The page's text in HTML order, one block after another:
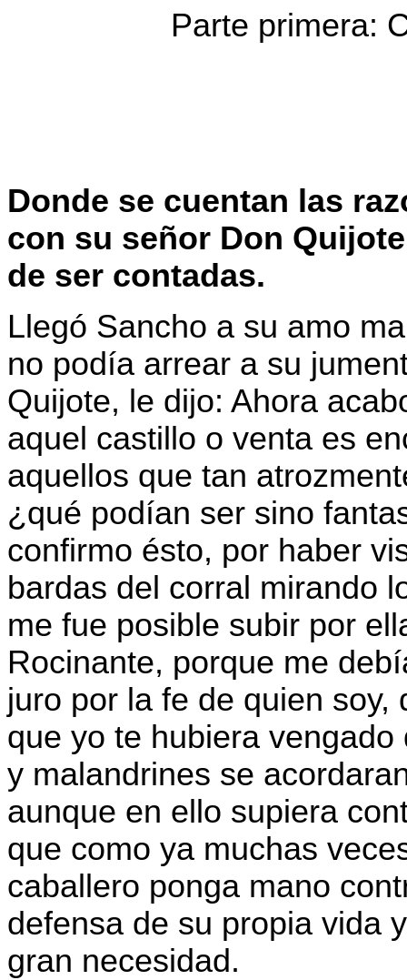
Parte primera:
Donde se cuentan las
con su señor Don
de ser contadas.
Llegó Sancho a su amo
no podía arrear a su
Quijote, le dijo: Ahora
aquel castillo o venta es
aquellos que tan
¿qué podían ser sino
confirmo ésto, por haber
bardas del corral mirando
me fue posible subir por
Rocinante, porque me
juro por la fe de quien
que yo te hubiera
y malandrines se
aunque en ello supiera
que como ya muchas
caballero ponga mano
defensa de su propia vida
gran necesidad.